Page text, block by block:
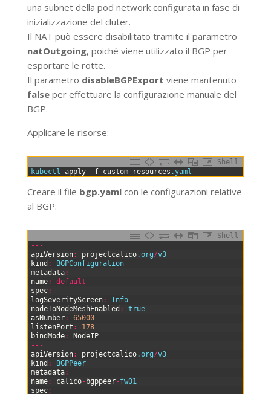
una subnet della pod network configurata in fase di
inizializzazione del cluter.
Il NAT può essere disabilitato tramite il parametro
natOutgoing, poiché viene utilizzato il BGP per
esportare le rotte.
Il parametro disableBGPExport viene mantenuto
falseper effettuare la configurazione manuale del
BGP.
Applicare le risorse:
Shell
kubectl apply -f custom- resources .yaml
Creare il file bgp.yamlcon le configurazioni relative
al BGP:
Shell
-- -
apiVersion: projectcalico.org/v3
kind :
BGPConfiguration
metadata:
name:
default
spec:
logSeverityScreen:
Info
nodeToNodeMeshEnabled :
true
asNumber:
65000
listenPort :
178
bindMode:
NodeIP
-- -
apiVersion: projectcalico.org/v3
kind :
BGPPeer
metadata:
name: calico- bgppeer-fw01
spec: